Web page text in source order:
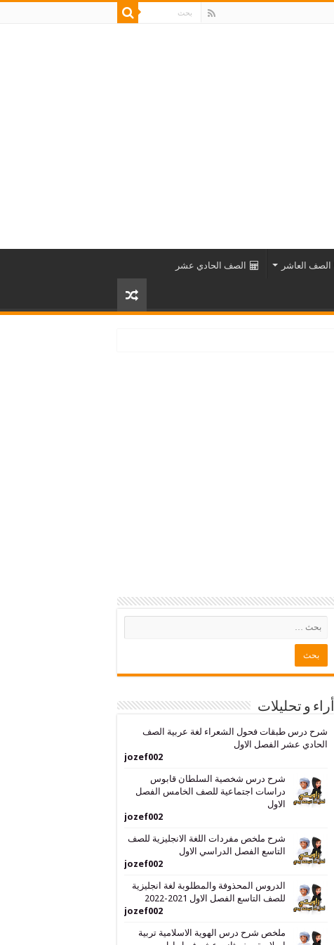
الصف العاشر الصف الحادي عشر
أراء و تحليلات
شرح درس طبقات فحول الشعراء لغة عربية الصف
الحادي عشر الفصل الاول
jozef002
شرح درس شخصية السلطان قابوس
دراسات اجتماعية للصف الخامس الفصل
الاول
jozef002
شرح ملخص مفردات اللغة الانجليزية للصف
التاسع الفصل الدراسي الاول
jozef002
الدروس المحذوفة والمطلوبة لغة انجليزية
للصف التاسع الفصل الاول 2021-2022
jozef002
ملخص شرح درس الهوية الاسلامية تربية